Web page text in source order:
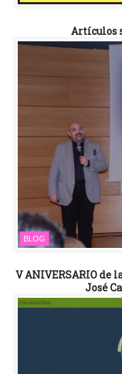
Artículos
BLOG
V ANIVERSARIO de
José